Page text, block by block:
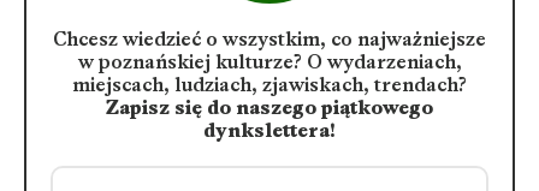
Chcesz wiedzieć o wszystkim, co najważniejsze
w poznańskiej kulturze? O wydarzeniach,
miejscach, ludziach, zjawiskach, trendach?
Zapisz się do naszego piątkowego
dynkslettera!